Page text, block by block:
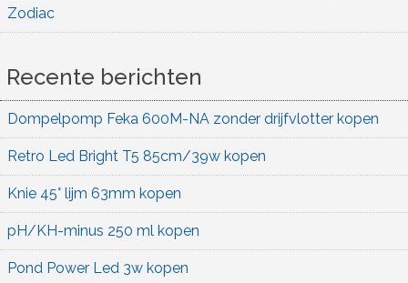
Zodiac
Recente berichten
Dompelpomp Feka 600M-NA zonder drijfvlotter kopen
Retro Led Bright T5 85cm/39w kopen
Knie 45° lijm 63mm kopen
pH/KH-minus 250 ml kopen
Pond Power Led 3w kopen